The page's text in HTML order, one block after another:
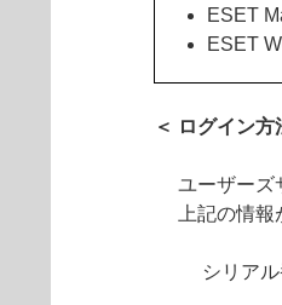
ESET
ESET
＜ ログイン方
ユーザーズ
上記の情
シリア